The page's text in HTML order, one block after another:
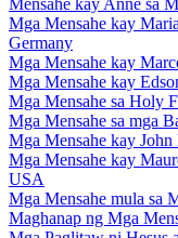
Mga Mensahe kay
Germany
Mga Mensahe kay
Mga Mensahe kay
Mga Mensahe sa Holy
Mga Mensahe sa mga
Mga Mensahe kay
Mga Mensahe kay
USA
Mga Mensahe mula sa
Maghanap ng Mga